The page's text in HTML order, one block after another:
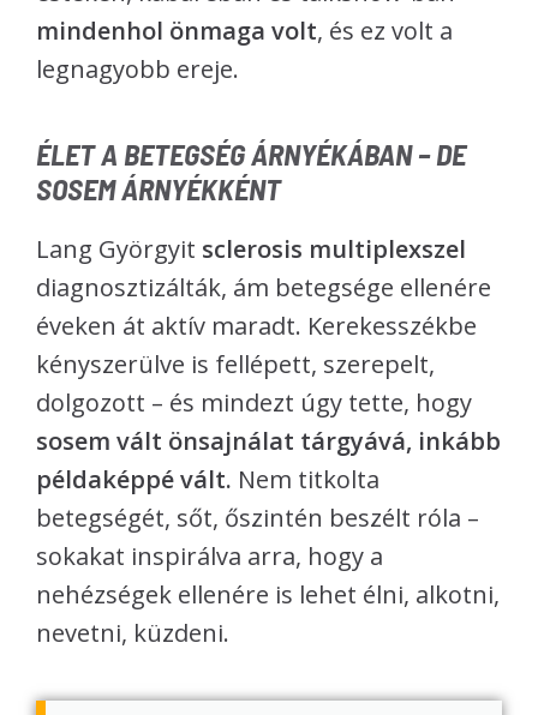
mindenhol önmaga volt, és ez volt a
legnagyobb ereje.
ÉLET A BETEGSÉG ÁRNYÉKÁBAN – DE
SOSEM ÁRNYÉKKÉNT
Lang Györgyit sclerosis multiplexszel
diagnosztizálták, ám betegsége ellenére
éveken át aktív maradt. Kerekesszékbe
kényszerülve is fellépett, szerepelt,
dolgozott – és mindezt úgy tette, hogy
sosem vált önsajnálat tárgyává, inkább
példaképpé vált. Nem titkolta
betegségét, sőt, őszintén beszélt róla –
sokakat inspirálva arra, hogy a
nehézségek ellenére is lehet élni, alkotni,
nevetni, küzdeni.